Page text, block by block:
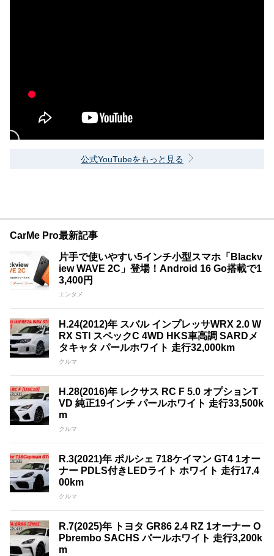
公式YouTubeをもっと見る
CarMe Pro最新記事
片手で使いやすい5インチ小型スマホ「Blackv
iew WAVE 2C」登場！Android 16 Go搭載で1
3,400円
エンタメ
H.24(2012)年 スバル インプレッサWRX 2.0 W
RX STI スペックC 4WD HKS車高調 SARDメ
タキャタ パールホワイト 走行32,000km
クルマ
H.28(2016)年 レクサス RC F 5.0 オプションT
VD 純正19インチ パールホワイト 走行33,500k
m
クルマ
R.3(2021)年 ポルシェ 718ケイマン GT4 1オー
ナー PDLS付きLEDライト ホワイト 走行17,4
00km
クルマ
R.7(2025)年 トヨタ GR86 2.4 RZ 1オーナー O
Pbrembo SACHS パールホワイト 走行3,200k
m